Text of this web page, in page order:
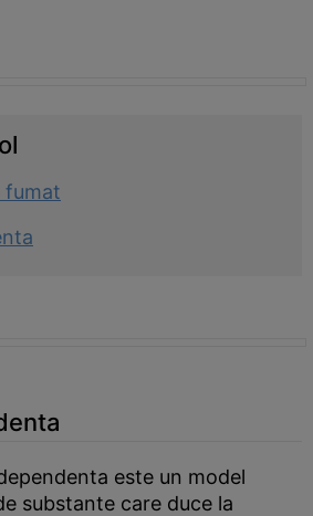
fumat
este un model
substante care duce la